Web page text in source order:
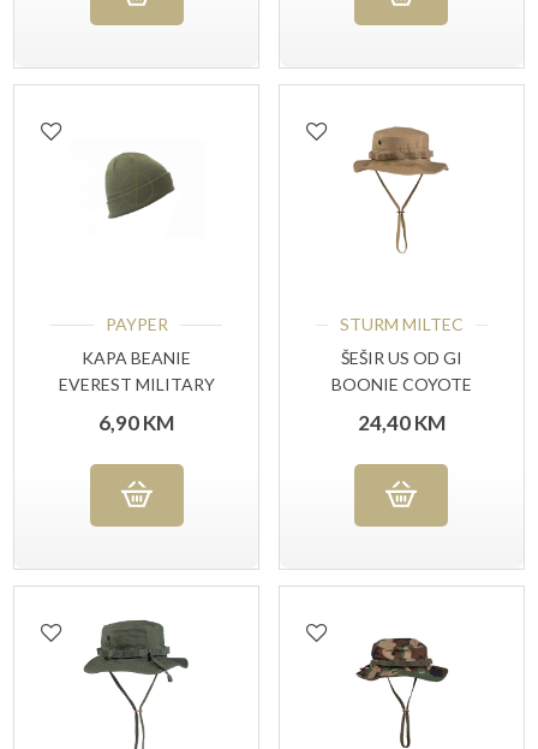
PAYPER
KAPA BEANIE
EVEREST MILITARY
6,90KM
STURM MILTEC
ŠEŠIR US OD GI
BOONIE COYOTE
24,40KM